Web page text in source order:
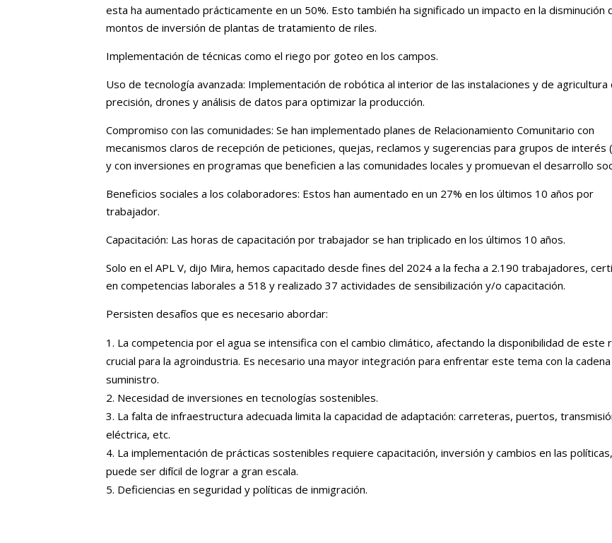
esta ha aumentado prácticamente en un 50%. Esto también ha significado un impacto en la disminución
montos de inversión de plantas de tratamiento de riles.
Implementación de técnicas como el riego por goteo en los campos.
Uso de tecnología avanzada: Implementación de robótica al interior de las instalaciones y de agricultura
precisión, drones y análisis de datos para optimizar la producción.
Compromiso con las comunidades: Se han implementado planes de Relacionamiento Comunitario con
mecanismos claros de recepción de peticiones, quejas, reclamos y sugerencias para grupos de interés
y con inversiones en programas que beneficien a las comunidades locales y promuevan el desarrollo
Beneficios sociales a los colaboradores: Estos han aumentado en un 27% en los últimos 10 años por
trabajador.
Capacitación: Las horas de capacitación por trabajador se han triplicado en los últimos 10 años.
Solo en el APL V, dijo Mira, hemos capacitado desde fines del 2024 a la fecha a 2.190 trabajadores,
en competencias laborales a 518 y realizado 37 actividades de sensibilización y/o capacitación.
Persisten desafíos que es necesario abordar:
La competencia por el agua se intensifica con el cambio climático, afectando la disponibilidad de este
crucial para la agroindustria. Es necesario una mayor integración para enfrentar este tema con la
suministro.
Necesidad de inversiones en tecnologías sostenibles.
La falta de infraestructura adecuada limita la capacidad de adaptación: carreteras, puertos,
eléctrica, etc.
La implementación de prácticas sostenibles requiere capacitación, inversión y cambios en las
puede ser difícil de lograr a gran escala.
Deficiencias en seguridad y políticas de inmigración.